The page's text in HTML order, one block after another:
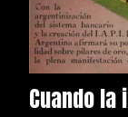
Cuando